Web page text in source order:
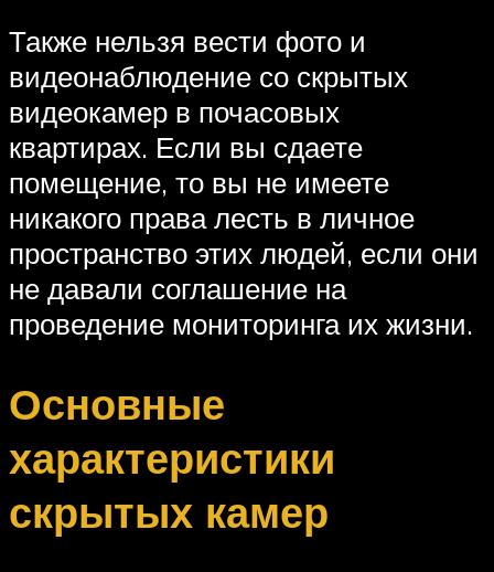
Также нельзя вести фото и
видеонаблюдение со скрытых
видеокамер в почасовых
квартирах. Если вы сдаете
помещение, то вы не имеете
никакого права лесть в личное
пространство этих людей, если они
не давали соглашение на
проведение мониторинга их жизни.
Основные
характеристики
скрытых камер